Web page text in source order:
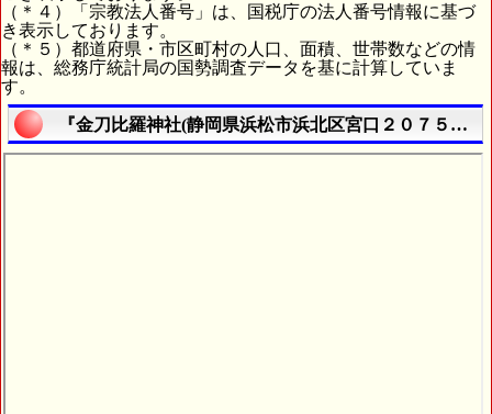
（＊４）「宗教法人番号」は、国税庁の法人番号情報に基づ
き表示しております。
（＊５）都道府県・市区町村の人口、面積、世帯数などの情
報は、総務庁統計局の国勢調査データを基に計算していま
す。
『金刀比羅神社(静岡県浜松市浜北区宮口２０７５番